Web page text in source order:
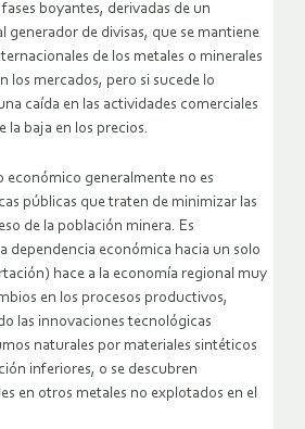
boyantes, derivadas de un
generador de divisas, que se mantiene
de los metales o minerales
los mercados, pero si sucede lo
caída en las actividades comerciales
la baja en los precios.
económico generalmente no es
públicas que traten de minimizar las
de la población minera. Es
dependencia económica hacia un solo
hace a la economía regional muy
en los procesos productivos,
las innovaciones tecnológicas
naturales por materiales sintéticos
inferiores, o se descubren
en otros metales no explotados en el